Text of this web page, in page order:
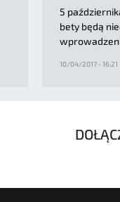
5
bety będą
10/04/2017 - 16:21